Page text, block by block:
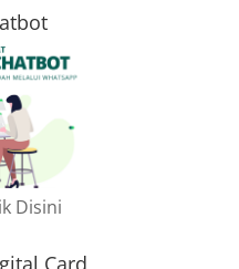
Disini
Card